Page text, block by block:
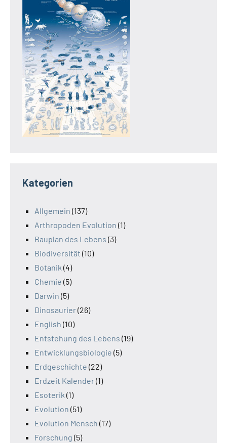
Kategorien
Allgemein (137)
Arthropoden Evolution (1)
Bauplan des Lebens (3)
Biodiversität (10)
Botanik (4)
Chemie (5)
Darwin (5)
Dinosaurier(26)
English (10)
Entstehung des Lebens (19)
Entwicklungsbiologie (5)
Erdgeschichte (22)
Erdzeit Kalender(1)
Esoterik (1)
Evolution (51)
Evolution Mensch (17)
Forschung (5)